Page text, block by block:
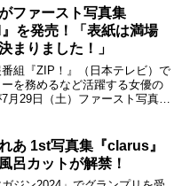
美兎が新人賞を受賞した。白
ファースト写真集
』を発売！「表紙は満場
まりました！」
組『ZIP！』（日本テレビ）で
ーを務めるなど活躍する女優の
月29日（土）ファースト写真集
スト写真集『DAN』発売記念
...
あ 1st写真集『clarus』
呂カットが解禁！